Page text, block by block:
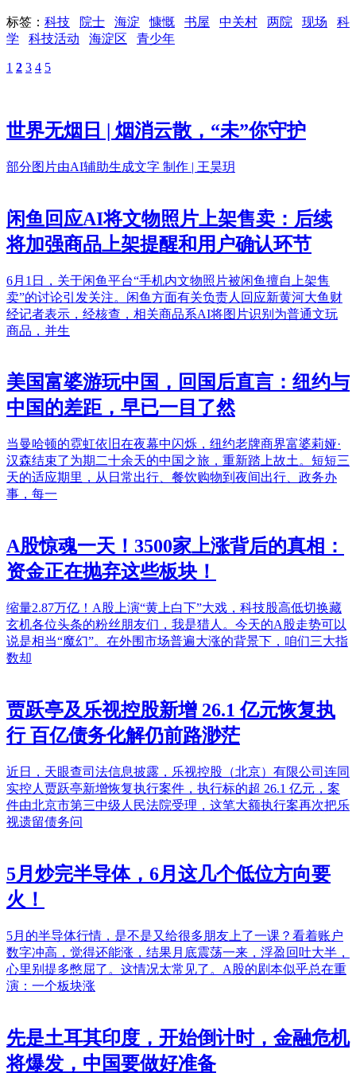
标签： 科技 院士 海淀 慷慨 书屋 中关村 两院 现场
科
学
科技活动 海淀区 青少年
1 2 3 4 5
世界无烟日 | 烟消云散，“未”你守护
部分图片由AI辅助生成文字 制作 | 王昊玥
闲鱼回应AI将文物照片上架售卖：后续
将加强商品上架提醒和用户确认环节
6月1日，关于闲鱼平台“手机内文物照片被闲鱼擅自上架售
卖”的讨论引发关注。闲鱼方面有关负责人回应新黄河大鱼财
经记者表示，经核查，相关商品系AI将图片识别为普通文玩
商品，并生
美国富婆游玩中国，回国后直言：纽约与
中国的差距，早已一目了然
当曼哈顿的霓虹依旧在夜幕中闪烁，纽约老牌商界富婆莉娅·
汉森结束了为期二十余天的中国之旅，重新踏上故土。短短三
天的适应期里，从日常出行、餐饮购物到夜间出行、政务办
事，每一
A股惊魂一天！3500家上涨背后的真相：
资金正在抛弃这些板块！
缩量2.87万亿！A股上演“黄上白下”大戏，科技股高低切换藏
玄机各位头条的粉丝朋友们，我是猎人。今天的A股走势可以
说是相当“魔幻”。在外围市场普遍大涨的背景下，咱们三大指
数却
贾跃亭及乐视控股新增 26.1 亿元恢复执
行 百亿债务化解仍前路渺茫
近日，天眼查司法信息披露，乐视控股（北京）有限公司连同
实控人贾跃亭新增恢复执行案件，执行标的超 26.1 亿元，案
件由北京市第三中级人民法院受理，这笔大额执行案再次把乐
视遗留债务问
5月炒完半导体，6月这几个低位方向要
火！
5月的半导体行情，是不是又给很多朋友上了一课？看着账户
数字冲高，觉得还能涨，结果月底震荡一来，浮盈回吐大半，
心里别提多憋屈了。这情况太常见了。A股的剧本似乎总在重
演：一个板块涨
先是土耳其印度，开始倒计时，金融危机
将爆发，中国要做好准备